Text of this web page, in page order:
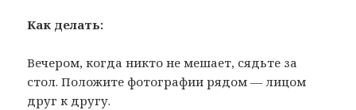
Как делать:
Вечером, когда никто не мешает, сядьте за
стол. Положите фотографии рядом — лицом
друг к другу.